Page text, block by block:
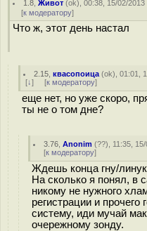
1.8 ,Живот (ok), 00:38, 15/02/2013
[к модератору]
Что ж, этот день настал
2.15 ,квасопоица (ok), 01:01,
[↓] [к модератору]
еще нет, но уже скоро,
ты не о том дне?
3.76 ,Anonim (??), 11:35,
[к модератору]
Ждешь конца гну/
На сколько я понял, в
никому не нужного
регистрации и
систему, иди мучай
очережному зонду.